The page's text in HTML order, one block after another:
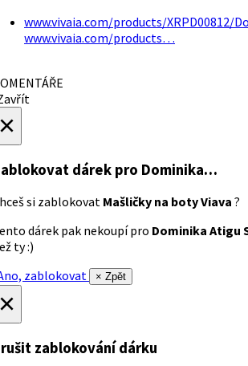
www.vivaia.com/products/XRPD00812/
www.vivaia.com/products…
dárek pro Dominika…
si zablokovat Mašličky na boty Viava ?
dárek pak nekoupí pro Dominika Atigu
ty :)
zablokovat
× Zpět
zablokování dárku